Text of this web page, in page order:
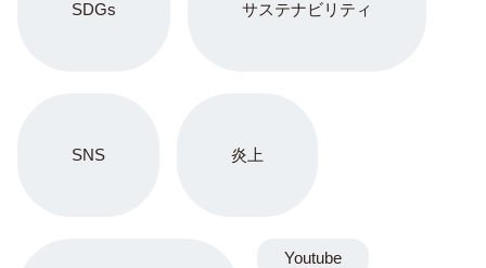
SDGs サステナビリティ
SNS 炎上
Youtube